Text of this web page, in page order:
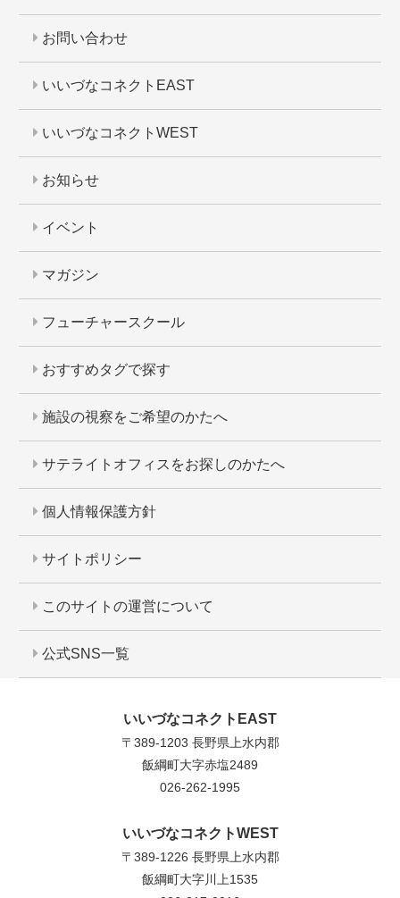
お問い合わせ
いいづなコネクトEAST
いいづなコネクトWEST
お知らせ
イベント
マガジン
フューチャースクール
おすすめタグで探す
施設の視察をご希望のかたへ
サテライトオフィスをお探しのかたへ
個人情報保護方針
サイトポリシー
このサイトの運営について
公式SNS一覧
いいづなコネクトEAST
〒389-1203 長野県上水内郡
飯綱町大字赤塩2489
026-262-1995
いいづなコネクトWEST
〒389-1226 長野県上水内郡
飯綱町大字川上1535